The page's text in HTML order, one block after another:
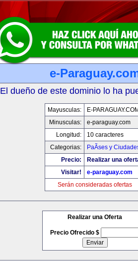
e-
El dueño de este dominio lo ha
Mayusculas:
E-PARAGUAY.COM
Minusculas:
e-paraguay.com
Longitud:
10 caracteres
Categorias:
PaÃ­ses y
Precio:
Realizar una
Visitar!
e-paraguay.com
Serán consideradas ofertas
Realizar una Oferta
Precio Ofrecido $